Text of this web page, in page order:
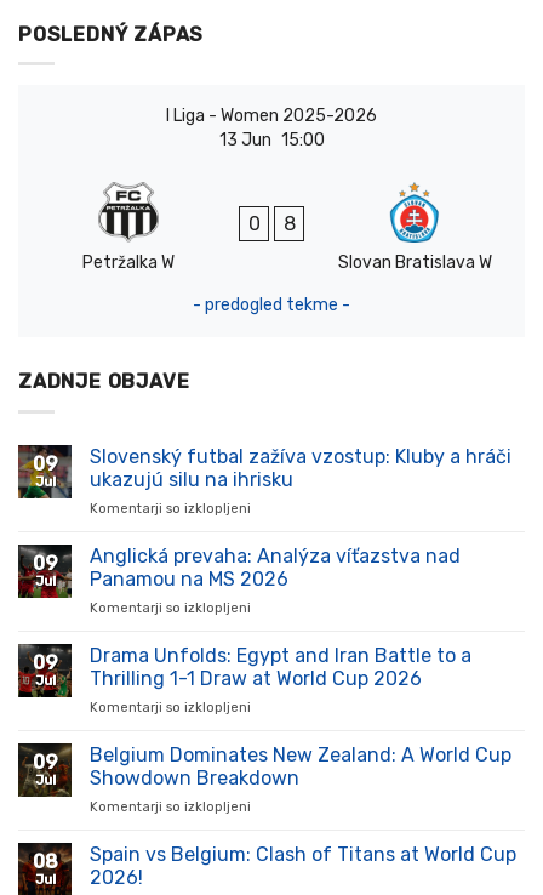
POSLEDNÝ ZÁPAS
I Liga - Women 2025-2026
13 Jun 15:00
Petržalka W
0 8
Slovan Bratislava W
- predogled tekme -
ZADNJE OBJAVE
09
Jul
Slovenský futbal zažíva vzostup: Kluby a hráči
ukazujú silu na ihrisku
Komentarji so izklopljeni
futbal
zažíva
vzostup:
hráči
ukazujú
09
Jul
Anglická prevaha: Analýza víťazstva nad
Panamou na MS 2026
Komentarji so izklopljeni
prevaha:
Analýza
víťazstva
na
MS
09
Jul
Drama Unfolds: Egypt and Iran Battle to a
Thrilling 1-1 Draw at World Cup 2026
Komentarji so izklopljeni
Unfolds:
Egypt
and
to
09
Jul
Belgium Dominates New Zealand: A World Cup
Showdown Breakdown
Komentarji so izklopljeni
Dominates
08
Jul
Spain vs Belgium: Clash of Titans at World Cup
2026!